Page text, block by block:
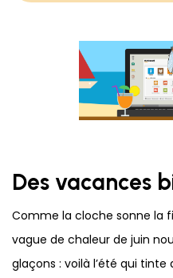
Des vacances
Comme la cloche sonne la
vague de chaleur de juin
glaçons : voilà l’été qui